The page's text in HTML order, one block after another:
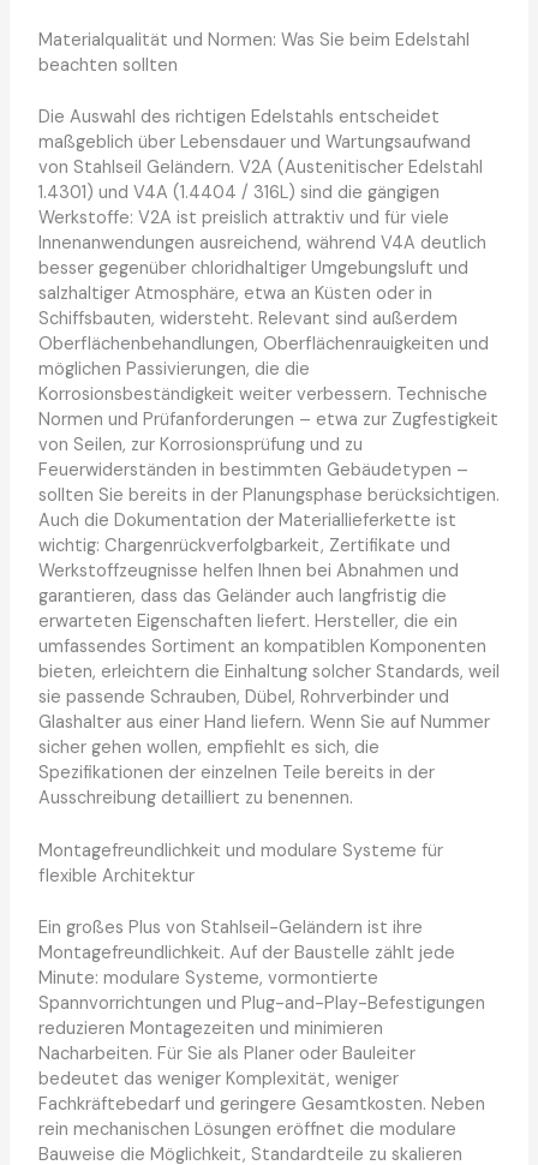
Materialqualität und Normen: Was Sie beim Edelstahl
beachten sollten
Die Auswahl des richtigen Edelstahls entscheidet
maßgeblich über Lebensdauer und Wartungsaufwand
von Stahlseil Geländern. V2A (Austenitischer Edelstahl
1.4301) und V4A (1.4404 / 316L) sind die gängigen
Werkstoffe: V2A ist preislich attraktiv und für viele
Innenanwendungen ausreichend, während V4A deutlich
besser gegenüber chloridhaltiger Umgebungsluft und
salzhaltiger Atmosphäre, etwa an Küsten oder in
Schiffsbauten, widersteht. Relevant sind außerdem
Oberflächenbehandlungen, Oberflächenrauigkeiten und
möglichen Passivierungen, die die
Korrosionsbeständigkeit weiter verbessern. Technische
Normen und Prüfanforderungen – etwa zur Zugfestigkeit
von Seilen, zur Korrosionsprüfung und zu
Feuerwiderständen in bestimmten Gebäudetypen –
sollten Sie bereits in der Planungsphase berücksichtigen.
Auch die Dokumentation der Materiallieferkette ist
wichtig: Chargenrückverfolgbarkeit, Zertifikate und
Werkstoffzeugnisse helfen Ihnen bei Abnahmen und
garantieren, dass das Geländer auch langfristig die
erwarteten Eigenschaften liefert. Hersteller, die ein
umfassendes Sortiment an kompatiblen Komponenten
bieten, erleichtern die Einhaltung solcher Standards, weil
sie passende Schrauben, Dübel, Rohrverbinder und
Glashalter aus einer Hand liefern. Wenn Sie auf Nummer
sicher gehen wollen, empfiehlt es sich, die
Spezifikationen der einzelnen Teile bereits in der
Ausschreibung detailliert zu benennen.
Montagefreundlichkeit und modulare Systeme für
flexible Architektur
Ein großes Plus von Stahlseil-Geländern ist ihre
Montagefreundlichkeit. Auf der Baustelle zählt jede
Minute: modulare Systeme, vormontierte
Spannvorrichtungen und Plug-and-Play-Befestigungen
reduzieren Montagezeiten und minimieren
Nacharbeiten. Für Sie als Planer oder Bauleiter
bedeutet das weniger Komplexität, weniger
Fachkräftebedarf und geringere Gesamtkosten. Neben
rein mechanischen Lösungen eröffnet die modulare
Bauweise die Möglichkeit, Standardteile zu skalieren